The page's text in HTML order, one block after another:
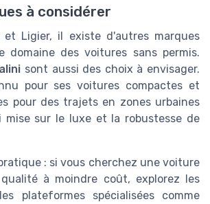
à considérer
et Ligier, il existe d'autres marques
domaine des voitures sans permis.
sont aussi des choix à envisager.
pour ses voitures compactes et
pour des trajets en zones urbaines
mise sur le luxe et la robustesse de
: si vous cherchez une voiture
à moindre coût, explorez les
plateformes spécialisées comme